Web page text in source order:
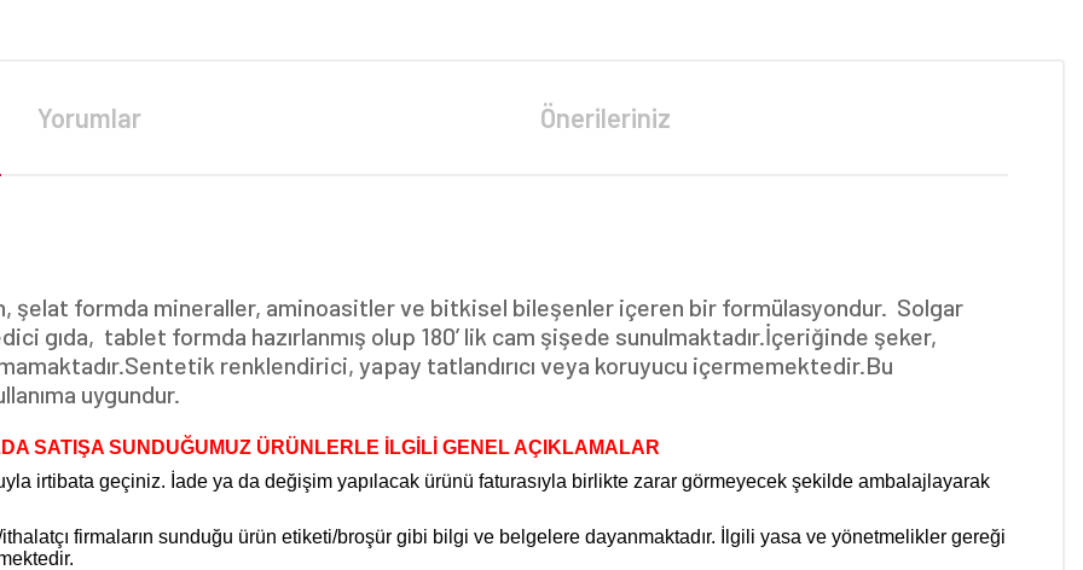
Yorumlar Önerileriniz
şelat formda mineraller, aminoasitler ve bitkisel bileşenler içeren bir formülasyondur. Solgar
gıda, tablet formda hazırlanmış olup 180’ lik cam şişede sunulmaktadır.İçeriğinde şeker,
renklendirici, yapay tatlandırıcı veya koruyucu içermemektedir.Bu
uygundur.
SATIŞA SUNDUĞUMUZ ÜRÜNLERLE İLGİLİ GENEL AÇIKLAMALAR
irtibata geçiniz. İade ya da değişim yapılacak ürünü faturasıyla birlikte zarar görmeyecek şekilde ambalajlayarak
firmaların sunduğu ürün etiketi/broşür gibi bilgi ve belgelere dayanmaktadır. İlgili yasa ve yönetmelikler gereği